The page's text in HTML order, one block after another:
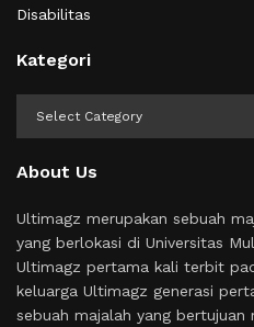
Disabilitas
Kategori
About Us
Ultimagz merupakan sebuah
yang berlokasi di Universitas
Ultimagz pertama kali terbit
keluarga Ultimagz generasi
sebuah majalah yang